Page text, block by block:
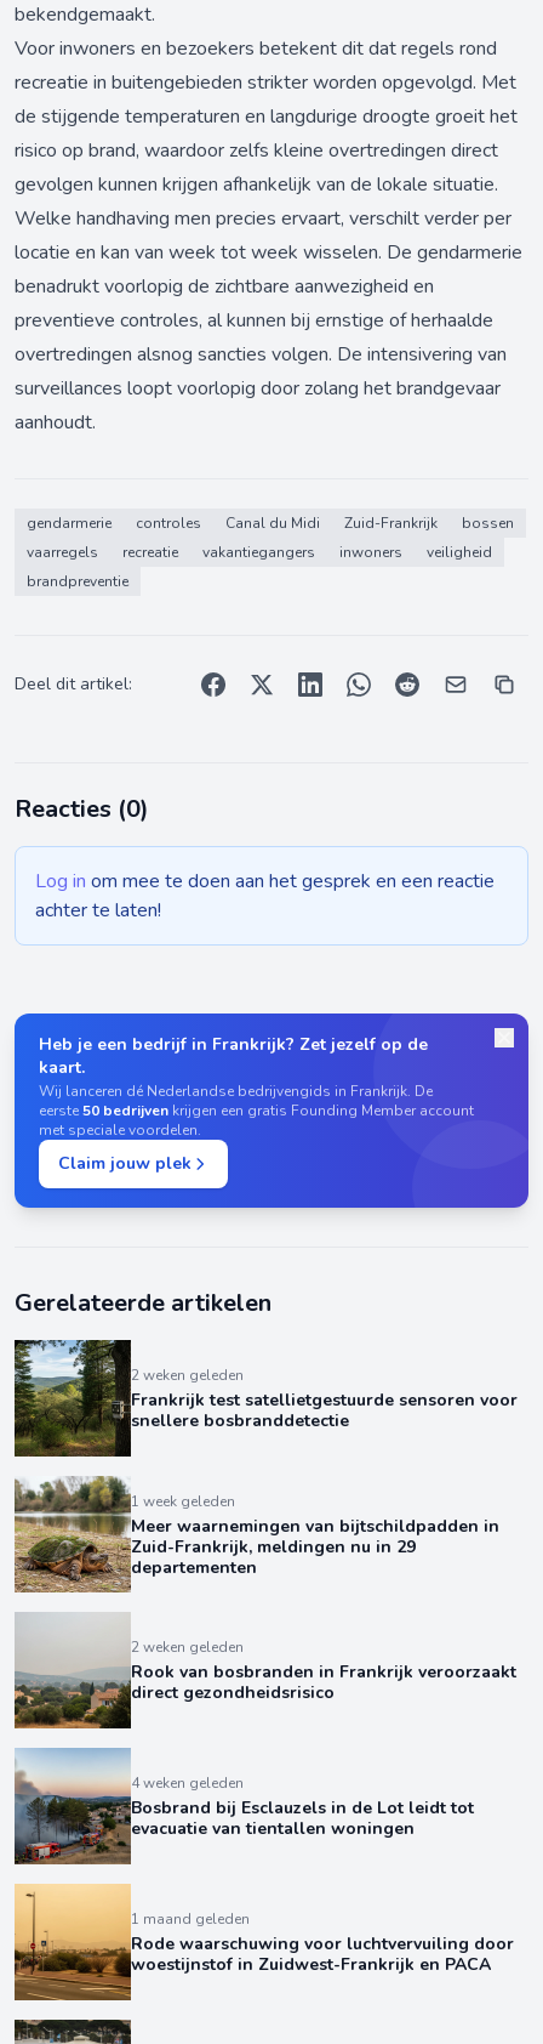
bekendgemaakt.
Voor inwoners en bezoekers betekent dit dat regels rond
recreatie in buitengebieden strikter worden opgevolgd. Met
de stijgende temperaturen en langdurige droogte groeit het
risico op brand, waardoor zelfs kleine overtredingen direct
gevolgen kunnen krijgen afhankelijk van de lokale situatie.
Welke handhaving men precies ervaart, verschilt verder per
locatie en kan van week tot week wisselen. De gendarmerie
benadrukt voorlopig de zichtbare aanwezigheid en
preventieve controles, al kunnen bij ernstige of herhaalde
overtredingen alsnog sancties volgen. De intensivering van
surveillances loopt voorlopig door zolang het brandgevaar
aanhoudt.
gendarmerie controles Canal du Midi Zuid-Frankrijk
bossen
vaarregels
recreatie vakantiegangers inwoners
veiligheid
brandpreventie
Deel dit artikel:
Reacties (0)
Log in om mee te doen aan het gesprek en een reactie
achter te laten!
Heb je een bedrijf in Frankrijk? Zet jezelf op de
kaart.
Wij lanceren dé Nederlandse bedrijvengids in Frankrijk. De
eerste50 bedrijven krijgen een gratis Founding Member account
met speciale voordelen.
Claim jouw plek
Gerelateerde artikelen
2 weken geleden
Frankrijk test satellietgestuurde sensoren voor
snellere bosbranddetectie
1 week geleden
Meer waarnemingen van bijtschildpadden in
Zuid-Frankrijk, meldingen nu in 29
departementen
2 weken geleden
Rook van bosbranden in Frankrijk veroorzaakt
direct gezondheidsrisico
4 weken geleden
Bosbrand bij Esclauzels in de Lot leidt tot
evacuatie van tientallen woningen
1 maand geleden
Rode waarschuwing voor luchtvervuiling door
woestijnstof in Zuidwest-Frankrijk en PACA